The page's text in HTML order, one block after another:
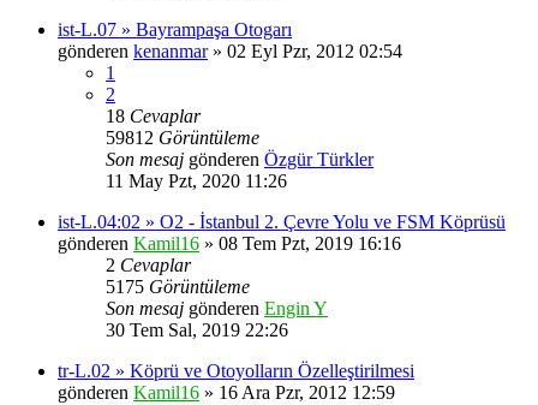
ist-L.07 » Bayrampaşa Otogarı
gönderen kenanmar» 02 Eyl Pzr, 2012 02:54
1
2
18 Cevaplar
59812 Görüntüleme
Son mesaj gönderen Özgür Türkler
11 May Pzt, 2020 11:26
ist-L.04:02 » O2 - İstanbul 2. Çevre Yolu ve FSM Köprüsü
gönderen Kamil16 » 08 Tem Pzt, 2019 16:16
2 Cevaplar
5175 Görüntüleme
Son mesaj gönderen Engin Y
30 Tem Sal, 2019 22:26
tr-L.02 » Köprü ve Otoyolların Özelleştirilmesi
gönderen Kamil16 » 16 Ara Pzr, 2012 12:59